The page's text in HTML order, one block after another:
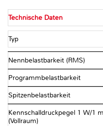
Technische Daten
Typ
Nennbelastbarkeit (RMS)
Programmbelastbarkeit
Spitzenbelastbarkeit
Kennschalldruckpegel 1 W/1 m
(Vollraum)